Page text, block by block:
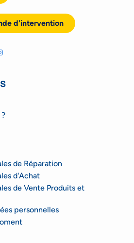
d'intervention
de Réparation
d'Achat
de Vente Produits et
personnelles